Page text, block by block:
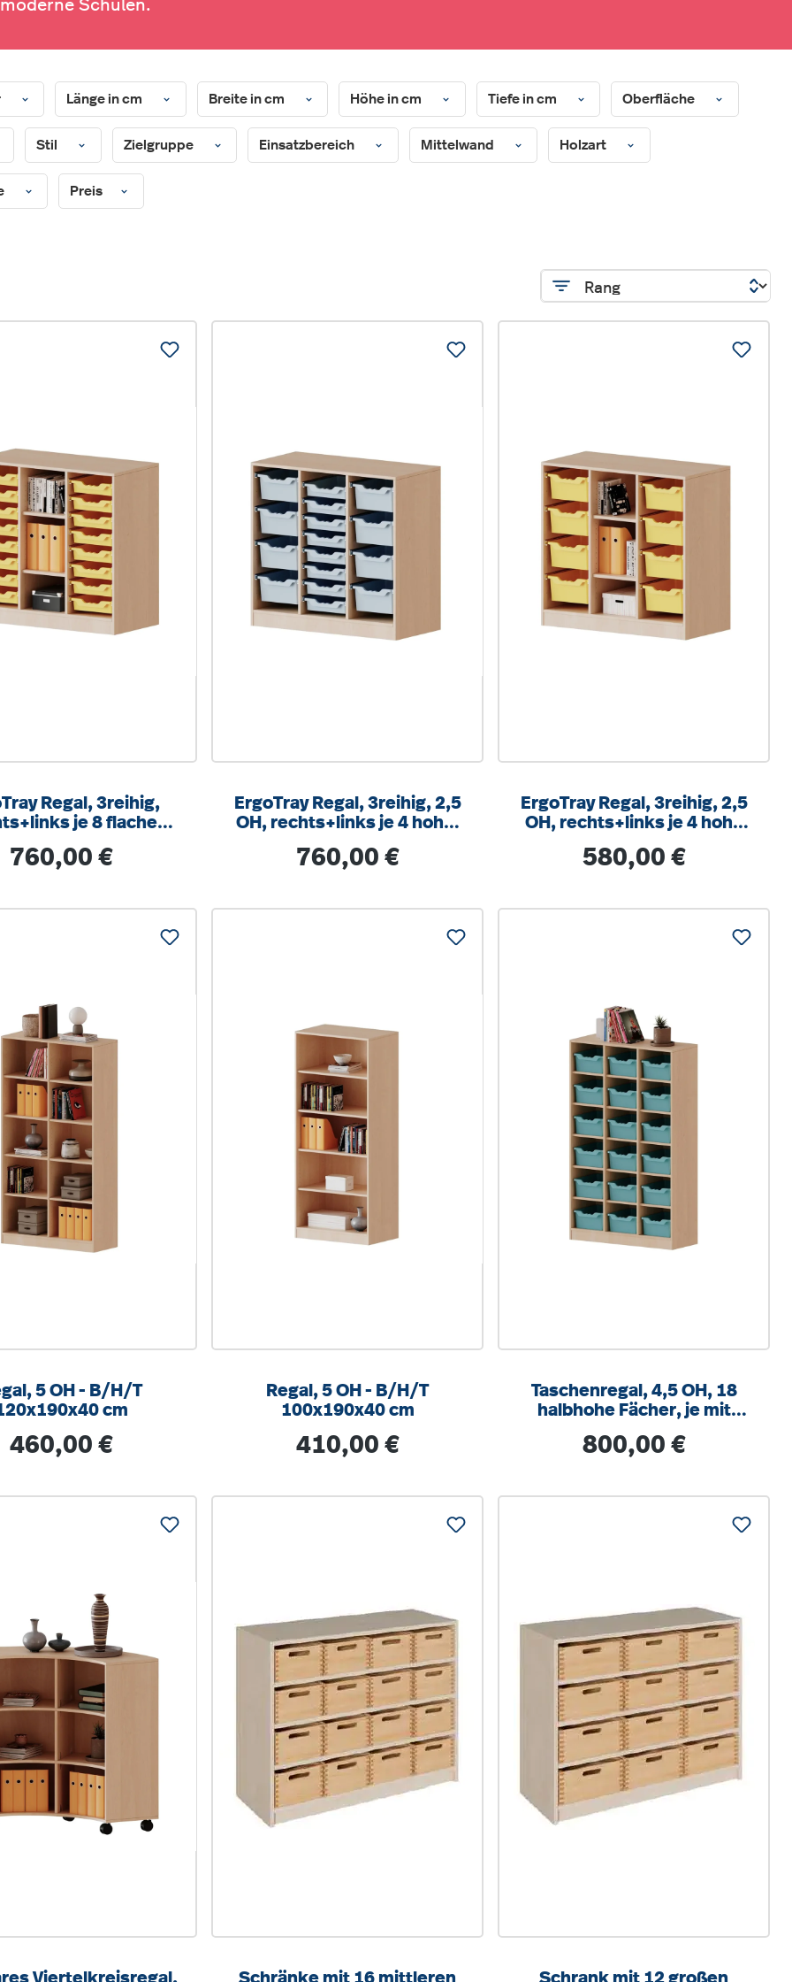
Schulen.
Länge in cm Breite in cm Höhe in cm Tiefe in cm Oberfläche
Stil Zielgruppe Einsatzbereich Mittelwand Holzart
Preis
Regal, 3reihig,
je 8 flache
104,5x100x40cm
Regulärer Preis:
760,00 €
ErgoTray Regal, 3reihig, 2,5
OH, rechts+links je 4 hohe,
B/H/T104,5x100x40cm
Regulärer Preis:
760,00 €
ErgoTray Regal, 3reihig, 2,5
OH, rechts+links je 4 hohe
B/H/T104,5x100x40cm
Regulärer Preis:
580,00 €
5 OH - B/H/T
cm
Regulärer Preis:
460,00 €
Regal, 5 OH - B/H/T
100x190x40 cm
Regulärer Preis:
410,00 €
Taschenregal, 4,5 OH, 18
halbhohe Fächer, je mit
104,5x172x40cm
Regulärer Preis:
800,00 €
Viertelkreisregal,
Schränke mit 16 mittleren
Schrank mit 12 großen